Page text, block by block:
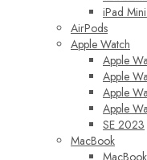
iPad
AirPods
Apple Watch
Apple
Apple
Apple
Apple
SE 2023
MacBook